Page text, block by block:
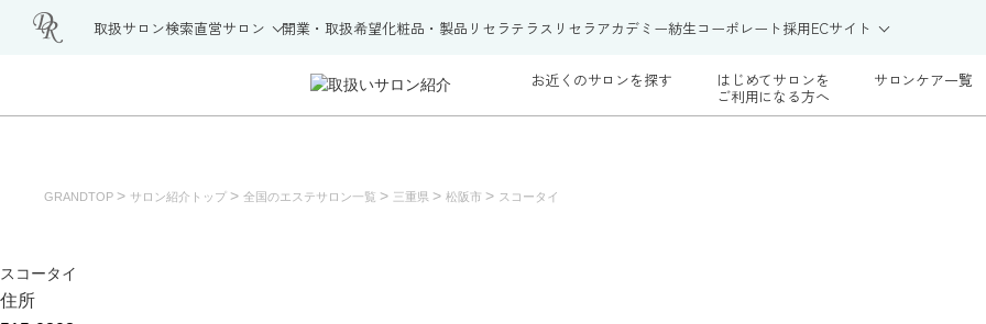
取扱サロン検索直営サロン 開業・取扱希望化粧品・製品 リセラテラス リセラアカデミー紡生コーポレート採用ECサイト
お近くのサロンを探す はじめてサロンを
ご利用になる方へ
サロンケア一覧
GRANDTOP > サロン紹介トップ > 全国のエステサロン一覧 > 三重県 > 松阪市 > スコータイ
スコータイ
住所